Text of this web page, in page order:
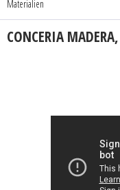
Materialien
CONCERIA